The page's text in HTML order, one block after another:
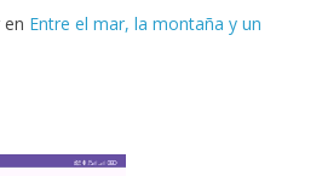
en Entre el mar, la montaña y un